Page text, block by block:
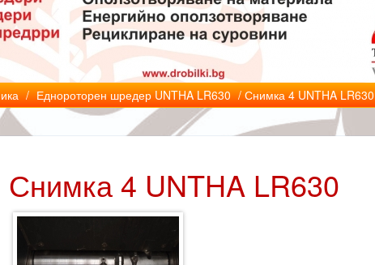
/ Еднороторен шредер UNTHA LR630 / Снимка 4 UNTHA LR630
Снимка 4 UNTHA LR630